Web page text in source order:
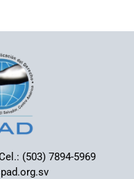
(503) 7894-5969